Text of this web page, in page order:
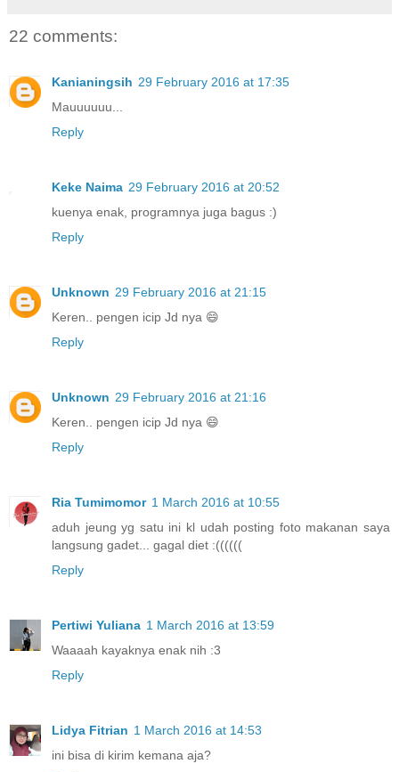
22 comments:
Kanianingsih 29 February 2016 at 17:35
Mauuuuuu...
Reply
Keke Naima 29 February 2016 at 20:52
kuenya enak, programnya juga bagus :)
Reply
Unknown 29 February 2016 at 21:15
Keren.. pengen icip Jd nya 😄
Reply
Unknown 29 February 2016 at 21:16
Keren.. pengen icip Jd nya 😄
Reply
Ria Tumimomor 1 March 2016 at 10:55
aduh jeung yg satu ini kl udah posting foto makanan saya
langsung gadet... gagal diet :((((((
Reply
Pertiwi Yuliana 1 March 2016 at 13:59
Waaaah kayaknya enak nih :3
Reply
Lidya Fitrian 1 March 2016 at 14:53
ini bisa di kirim kemana aja?